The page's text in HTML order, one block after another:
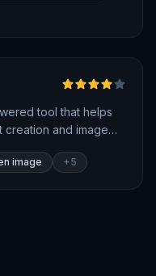
with AI-
Vérifié
tool that helps
creation and image
and supports
image +5